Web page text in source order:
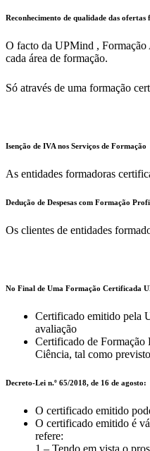
Reconhecimento de qualidade das ofertas
O facto da UPMind , Formação
cada área de formação.
Só através de uma formação
Isenção de IVA nos Serviços de Formação
As entidades formadoras
Dedução de Despesas com Formação
Os clientes de entidades
No Final de Uma Formação Certificada
Certificado emitido pela
avaliação
Certificado de Formação
Ciência, tal como
Decreto-Lei n.º 65/2018, de 16 de agosto:
O certificado emitido
O certificado emitido é
refere:
1 – Tendo em vista o